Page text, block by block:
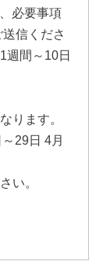
必要事項
信くださ
週間～10日
ります。
29日 4月
い。